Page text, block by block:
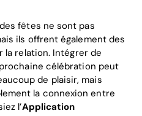
fêtes ne sont pas
ils offrent également des
la relation. Intégrer de
célébration peut
de plaisir, mais
la connexion entre
l’Application